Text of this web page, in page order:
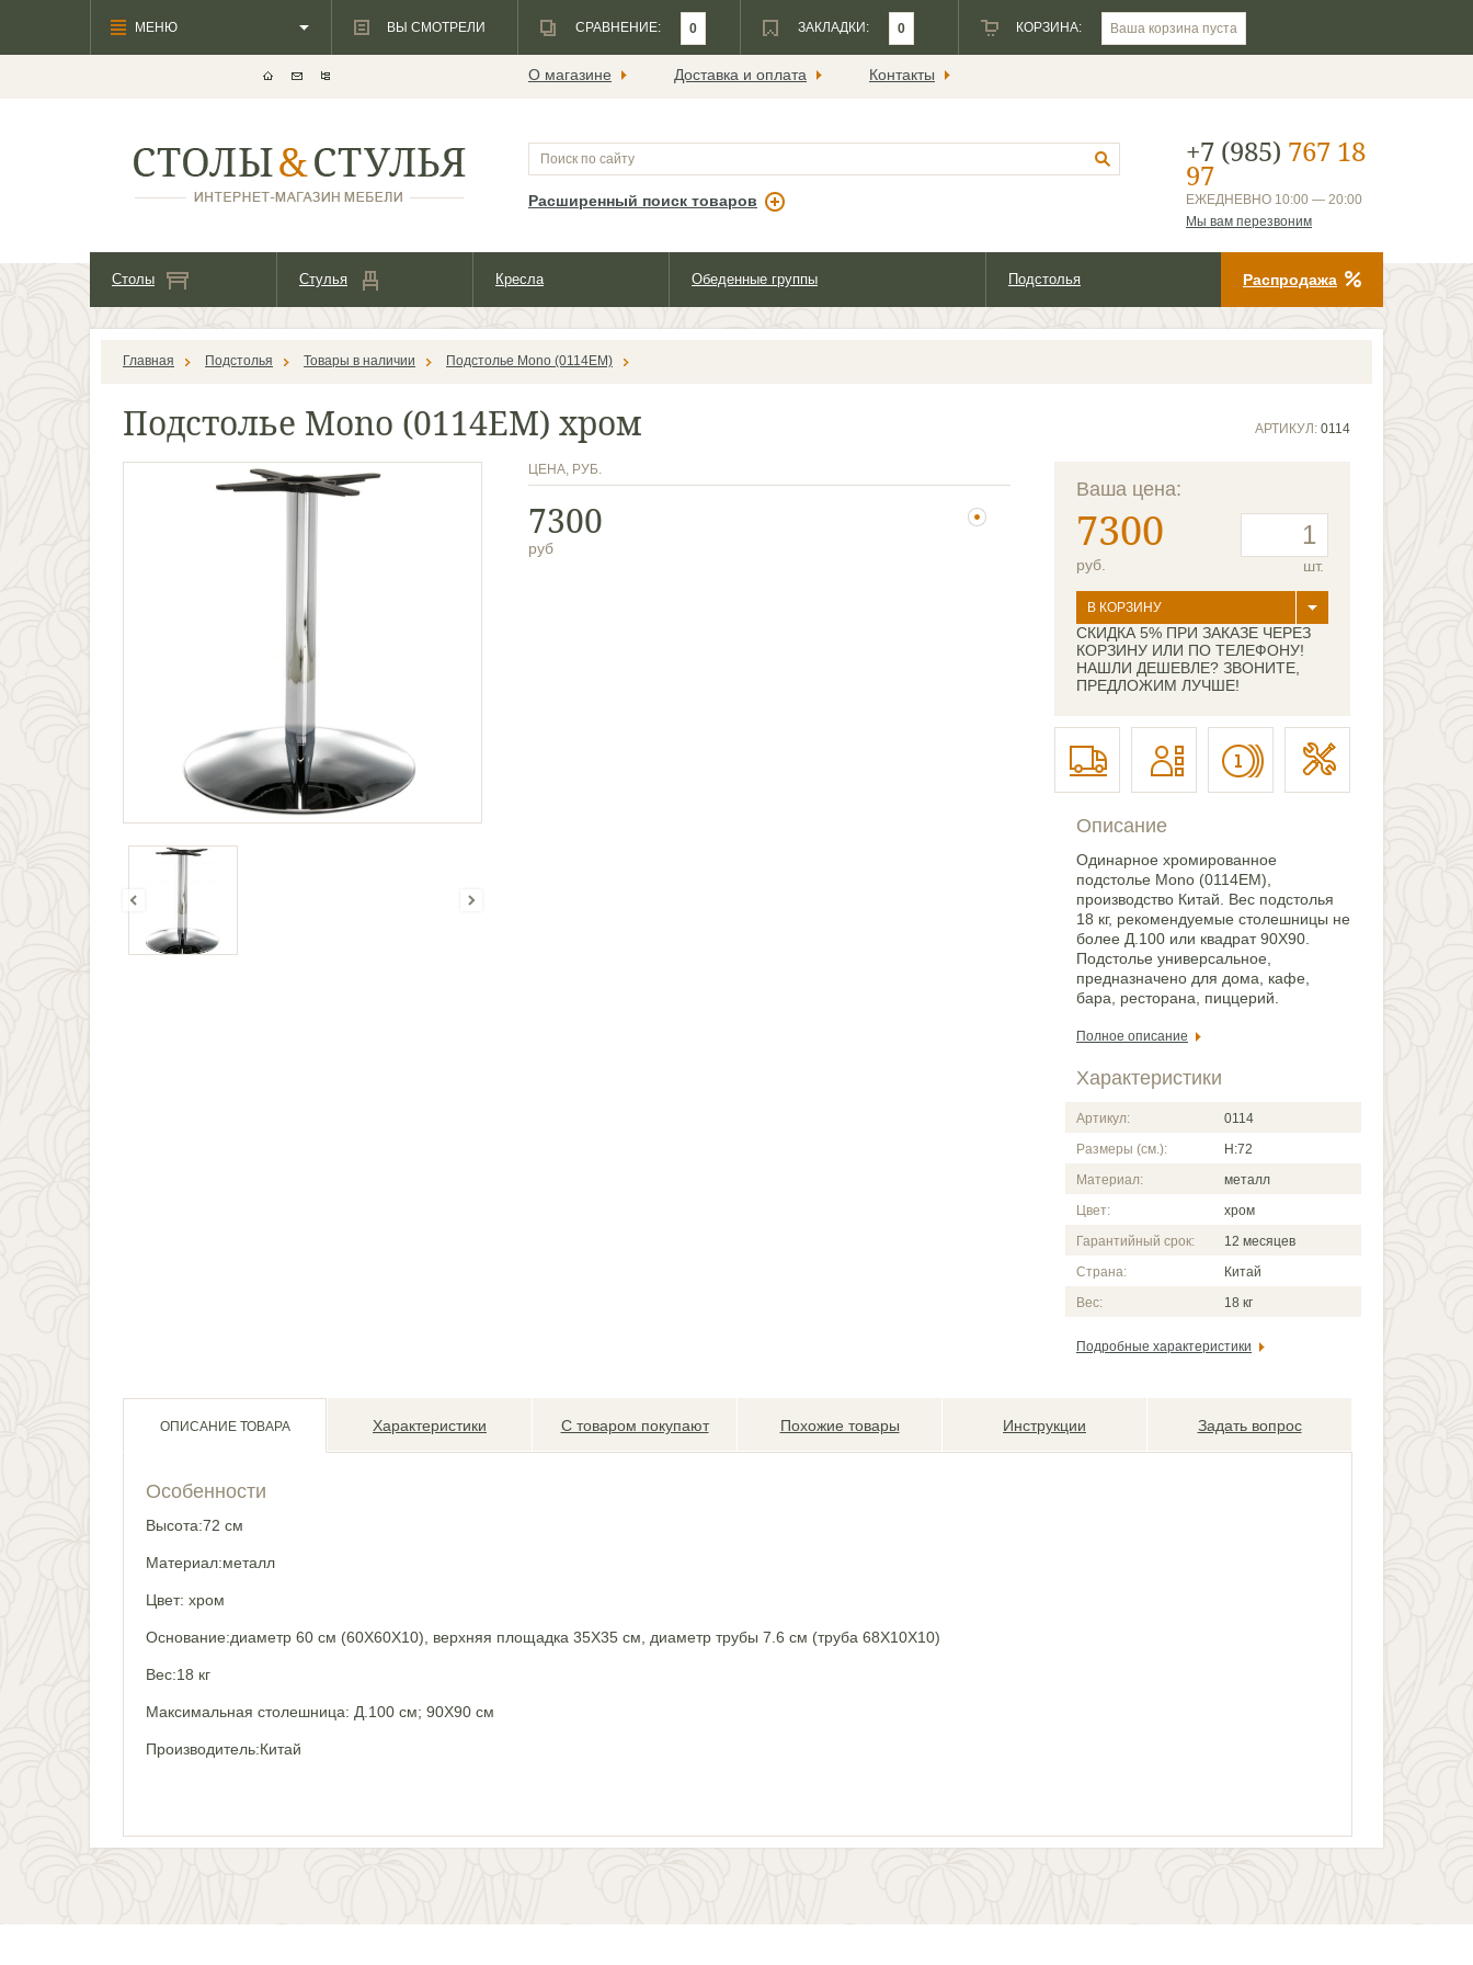
О магазине Доставка и оплата Контакты
+7 (985) 767 18
97
ЕЖЕДНЕВНО 10:00 — 20:00
Мы вам перезвоним
Расширенный поиск товаров
Столы Стулья Кресла Обеденные группы Подстолья Распродажа
Главная Подстолья Товары в наличии Подстолье Mono (0114ЕМ)
АРТИКУЛ: 0114
Подстолье Mono (0114ЕМ) хром
ЦЕНА, РУБ.
7300
руб
Ваша цена:
7300
руб. шт.
В КОРЗИНУ
СКИДКА 5% ПРИ ЗАКАЗЕ ЧЕРЕЗ
КОРЗИНУ ИЛИ ПО ТЕЛЕФОНУ!
НАШЛИ ДЕШЕВЛЕ? ЗВОНИТЕ,
ПРЕДЛОЖИМ ЛУЧШЕ!
Описание
Одинарное хромированное
подстолье Mono (0114ЕМ),
производство Китай. Вес подстолья
18 кг, рекомендуемые столешницы не
более Д.100 или квадрат 90Х90.
Подстолье универсальное,
предназначено для дома, кафе,
бара, ресторана, пиццерий.
Полное описание
Характеристики
Артикул:
0114
Размеры (см.):
Н:72
Материал:
металл
Цвет:
хром
Гарантийный срок:
12 месяцев
Страна:
Китай
Вес:
18 кг
Подробные характеристики
ОПИСАНИЕ ТОВАРА Характеристики С товаром покупают Похожие товары Инструкции Задать вопрос
Особенности
Высота:72 см
Материал:металл
Цвет: хром
Основание:диаметр 60 см (60Х60Х10), верхняя площадка 35Х35 см, диаметр трубы 7.6 см (труба 68Х10Х10)
Вес:18 кг
Максимальная столешница: Д.100 см; 90Х90 см
Производитель:Китай
МЕНЮ ВЫ СМОТРЕЛИ СРАВНЕНИЕ: 0 ЗАКЛАДКИ: 0 КОРЗИНА: Ваша корзина пуста